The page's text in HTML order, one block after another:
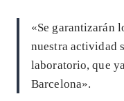
«Se garantizarán
nuestra actividad
laboratorio, que
Barcelona».